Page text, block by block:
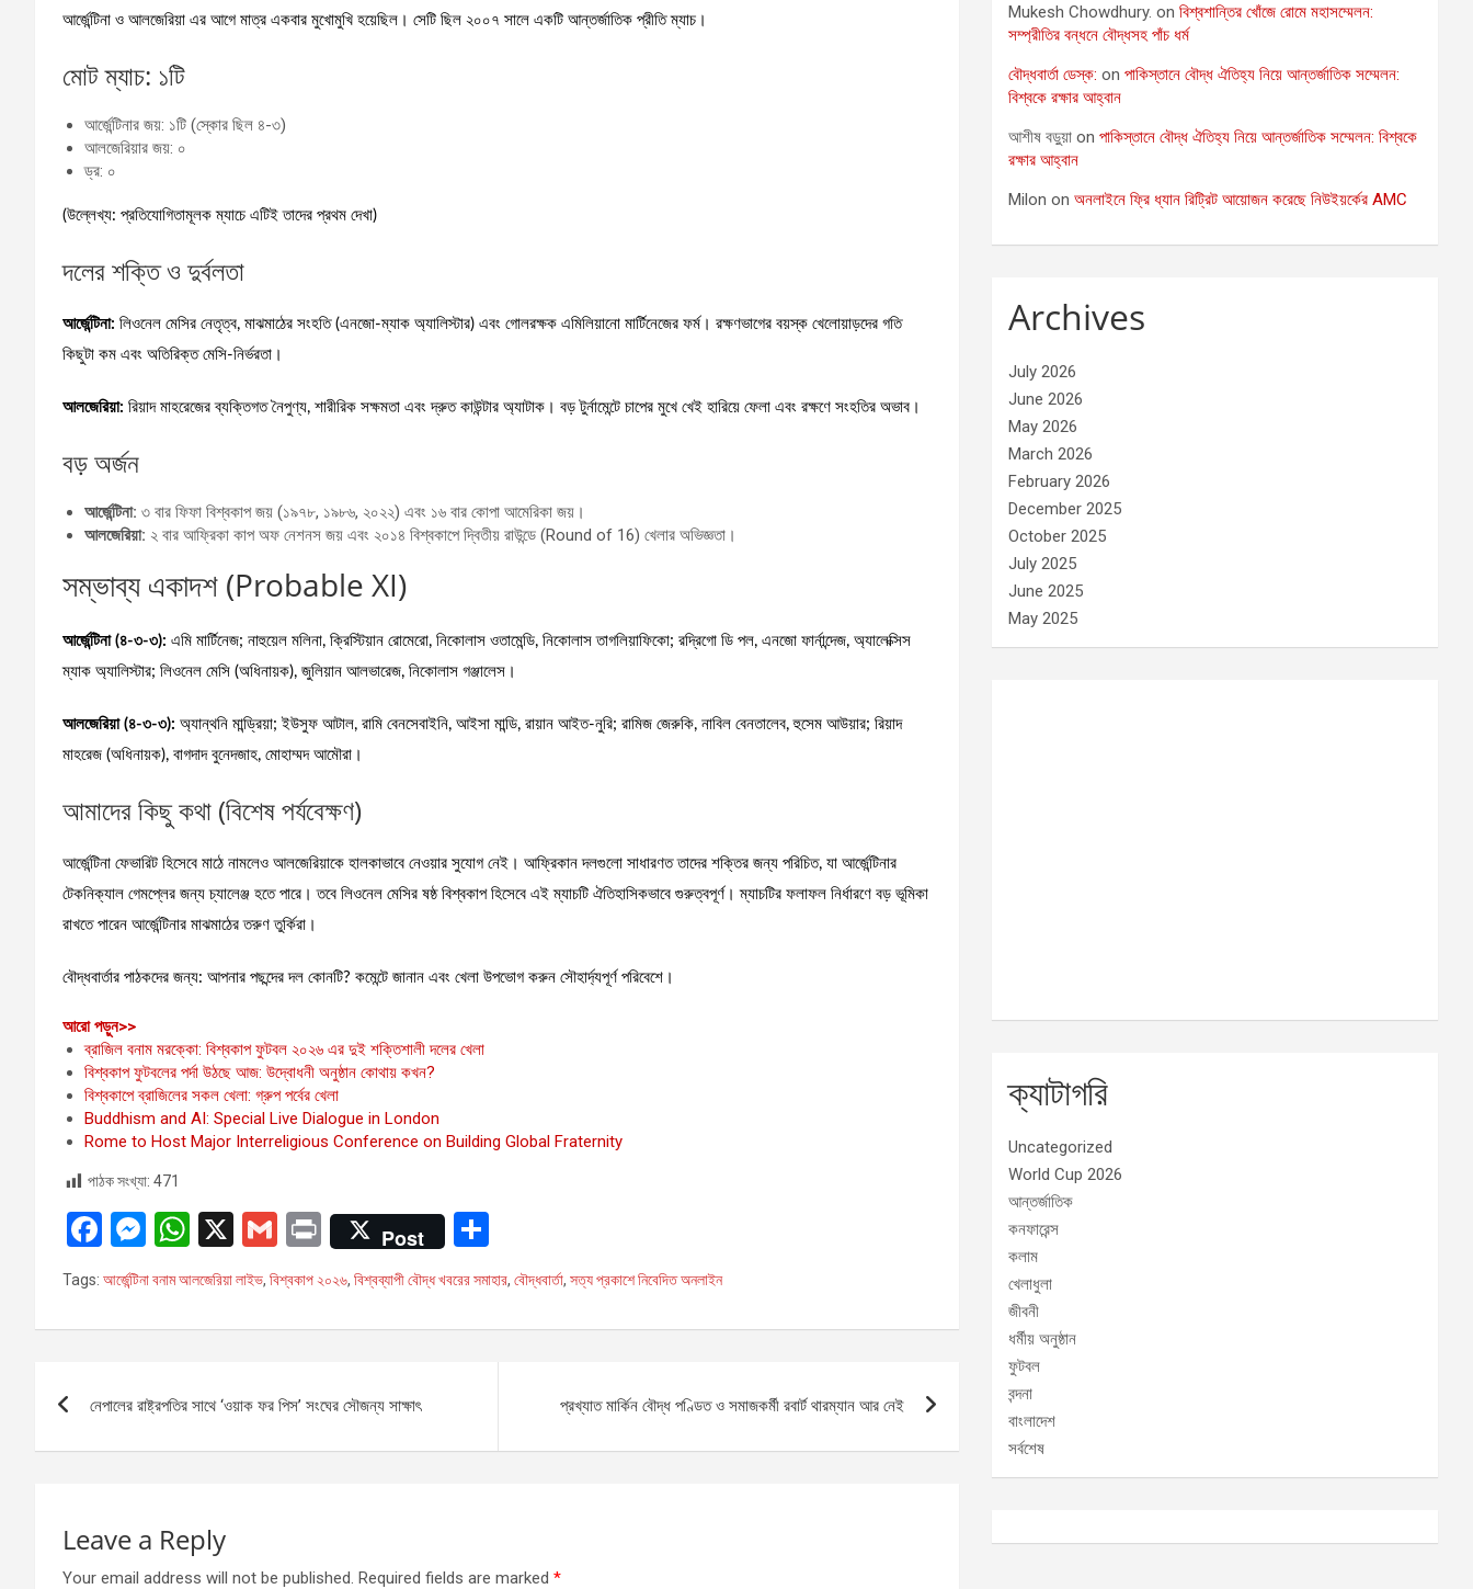
আর্জেন্টিনা ও আলজেরিয়া এর আগে মাত্র একবার মুখোমুখি হয়েছিল। সেটি ছিল ২০০৭ সালে একটি আন্তর্জাতিক প্রীতি ম্যাচ।
মোট ম্যাচ: ১টি
আর্জেন্টিনার জয়: ১টি (স্কোর ছিল ৪-৩)
আলজেরিয়ার জয়: ০
ড্র: ০
(উল্লেখ্য: প্রতিযোগিতামূলক ম্যাচে এটিই তাদের প্রথম দেখা)
দলের শক্তি ও দুর্বলতা
আর্জেন্টিনা: লিওনেল মেসির নেতৃত্ব, মাঝমাঠের সংহতি (এনজো-ম্যাক অ্যালিস্টার) এবং গোলরক্ষক এমিলিয়ানো মার্টিনেজের ফর্ম। রক্ষণভাগের বয়স্ক খেলোয়াড়দের গতি
কিছুটা কম এবং অতিরিক্ত মেসি-নির্ভরতা।
আলজেরিয়া: রিয়াদ মাহরেজের ব্যক্তিগত নৈপুণ্য, শারীরিক সক্ষমতা এবং দ্রুত কাউন্টার অ্যাটাক। বড় টুর্নামেন্টে চাপের মুখে খেই হারিয়ে ফেলা এবং রক্ষণে সংহতির অভাব।
বড় অর্জন
আর্জেন্টিনা: ৩ বার ফিফা বিশ্বকাপ জয় (১৯৭৮, ১৯৮৬, ২০২২) এবং ১৬ বার কোপা আমেরিকা জয়।
আলজেরিয়া: ২ বার আফ্রিকা কাপ অফ নেশনস জয় এবং ২০১৪ বিশ্বকাপে দ্বিতীয় রাউন্ডে (Round of 16) খেলার অভিজ্ঞতা।
সম্ভাব্য একাদশ (Probable XI)
আর্জেন্টিনা (৪-৩-৩): এমি মার্টিনেজ; নাহুয়েল মলিনা, ক্রিস্টিয়ান রোমেরো, নিকোলাস ওতামেন্ডি, নিকোলাস তাগলিয়াফিকো; রদ্রিগো ডি পল, এনজো ফার্নান্দেজ, অ্যালেক্সিস
ম্যাক অ্যালিস্টার; লিওনেল মেসি (অধিনায়ক), জুলিয়ান আলভারেজ, নিকোলাস গঞ্জালেস।
আলজেরিয়া (৪-৩-৩): অ্যান্থনি মান্ড্রিয়া; ইউসুফ আটাল, রামি বেনসেবাইনি, আইসা মান্ডি, রায়ান আইত-নুরি; রামিজ জেরুকি, নাবিল বেনতালেব, হুসেম আউয়ার; রিয়াদ
মাহরেজ (অধিনায়ক), বাগদাদ বুনেদজাহ, মোহাম্মদ আমৌরা।
আমাদের কিছু কথা (বিশেষ পর্যবেক্ষণ)
আর্জেন্টিনা ফেভারিট হিসেবে মাঠে নামলেও আলজেরিয়াকে হালকাভাবে নেওয়ার সুযোগ নেই। আফ্রিকান দলগুলো সাধারণত তাদের শক্তির জন্য পরিচিত, যা আর্জেন্টিনার
টেকনিক্যাল গেমপ্লের জন্য চ্যালেঞ্জ হতে পারে। তবে লিওনেল মেসির ষষ্ঠ বিশ্বকাপ হিসেবে এই ম্যাচটি ঐতিহাসিকভাবে গুরুত্বপূর্ণ। ম্যাচটির ফলাফল নির্ধারণে বড় ভূমিকা
রাখতে পারেন আর্জেন্টিনার মাঝমাঠের তরুণ তুর্কিরা।
বৌদ্ধবার্তার পাঠকদের জন্য: আপনার পছন্দের দল কোনটি? কমেন্টে জানান এবং খেলা উপভোগ করুন সৌহার্দ্যপূর্ণ পরিবেশে।
আরো পড়ুন>>:
আর্জেন্টিনা
বনাম
আলজেরিয়া
লাইভ
খেলা:
২০২৬
ব্রাজিল বনাম মরক্কো: বিশ্বকাপ ফুটবল ২০২৬ এর দুই শক্তিশালী দলের খেলা
বিশ্বকাপ ফুটবলের পর্দা উঠছে আজ: উদ্বোধনী অনুষ্ঠান কোথায় কখন?
বিশ্বকাপে ব্রাজিলের সকল খেলা: গ্রুপ পর্বের খেলা
Buddhism and AI: Special Live Dialogue in London
Rome to Host Major Interreligious Conference on Building Global Fraternity
পাঠক সংখ্যা: 471
F
ce
b
o
M
se
n
er
W
at
s
p
X
G
ail
Pr
t
Post
ar
e
Tags: আর্জেন্টিনা বনাম আলজেরিয়া লাইভ, বিশ্বকাপ ২০২৬, বিশ্বব্যাপী বৌদ্ধ খবরের সমাহার, বৌদ্ধবার্তা, সত্য প্রকাশে নিবেদিত অনলাইন
navigation
নেপালের রাষ্ট্রপতির সাথে ‘ওয়াক ফর পিস’ সংঘের সৌজন্য সাক্ষাৎ প্রখ্যাত মার্কিন বৌদ্ধ পণ্ডিত ও সমাজকর্মী রবার্ট থারম্যান আর নেই
Leave a Reply
Your email address will not be published. Required fields are marked *
Mukesh Chowdhury. onবিশ্বশান্তির খোঁজে রোমে মহাসম্মেলন:
সম্প্রীতির বন্ধনে বৌদ্ধসহ পাঁচ ধর্ম
বৌদ্ধবার্তা ডেস্ক: onপাকিস্তানে বৌদ্ধ ঐতিহ্য নিয়ে আন্তর্জাতিক সম্মেলন:
বিশ্বকে রক্ষার আহ্বান
আশীষ বড়ুয়া onপাকিস্তানে বৌদ্ধ ঐতিহ্য নিয়ে আন্তর্জাতিক সম্মেলন: বিশ্বকে
রক্ষার আহ্বান
Milon onঅনলাইনে ফ্রি ধ্যান রিট্রিট আয়োজন করেছে নিউইয়র্কের AMC
Archives
July 2026
June 2026
May 2026
March 2026
February 2026
December 2025
October 2025
July 2025
June 2025
May 2025
ক্যাটাগরি
Uncategorized
World Cup 2026
আন্তর্জাতিক
কনফারেন্স
কলাম
খেলাধুলা
জীবনী
ধর্মীয় অনুষ্ঠান
ফুটবল
বন্দনা
বাংলাদেশ
সর্বশেষ